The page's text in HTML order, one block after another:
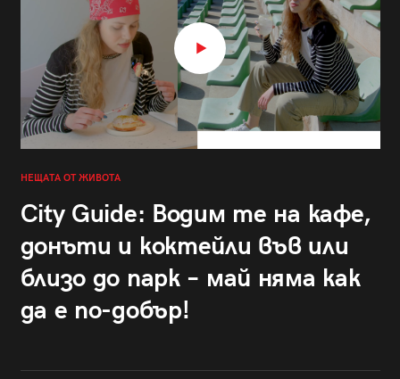
НЕЩАТА ОТ ЖИВОТА
City Guide: Водим те на кафе,
донъти и коктейли във или
близо до парк – май няма как
да е по-добър!